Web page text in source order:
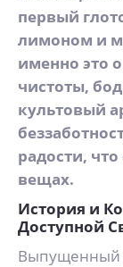
первый
лимоном и
именно это
чистоты,
культовый
радости,
вещах.
История и
Доступной
Выпущенный